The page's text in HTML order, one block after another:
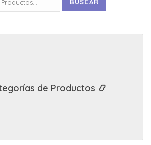
de Productos 📿